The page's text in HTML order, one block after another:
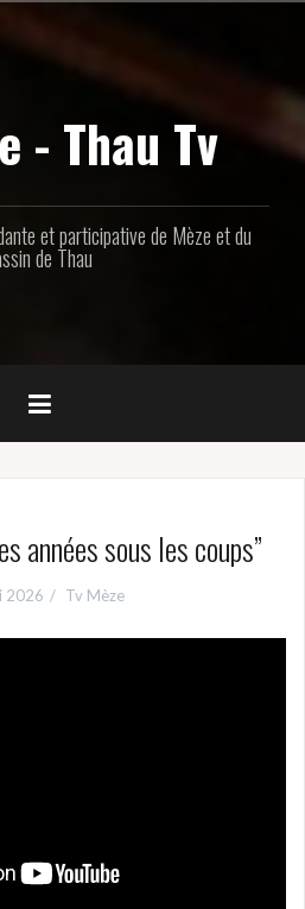
- Thau Tv
et participative de Mèze et du
de Thau
années sous les coups”
2026 Tv Mèze